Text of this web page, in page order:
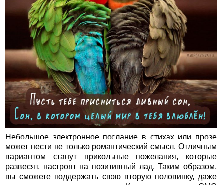
Небольшое электронное послание в стихах или прозе
может нести не только романтический смысл. Отличным
вариантом станут прикольные пожелания, которые
развесят, настроят на позитивный лад. Таким образом,
вы сможете поддержать свою вторую половинку, даже